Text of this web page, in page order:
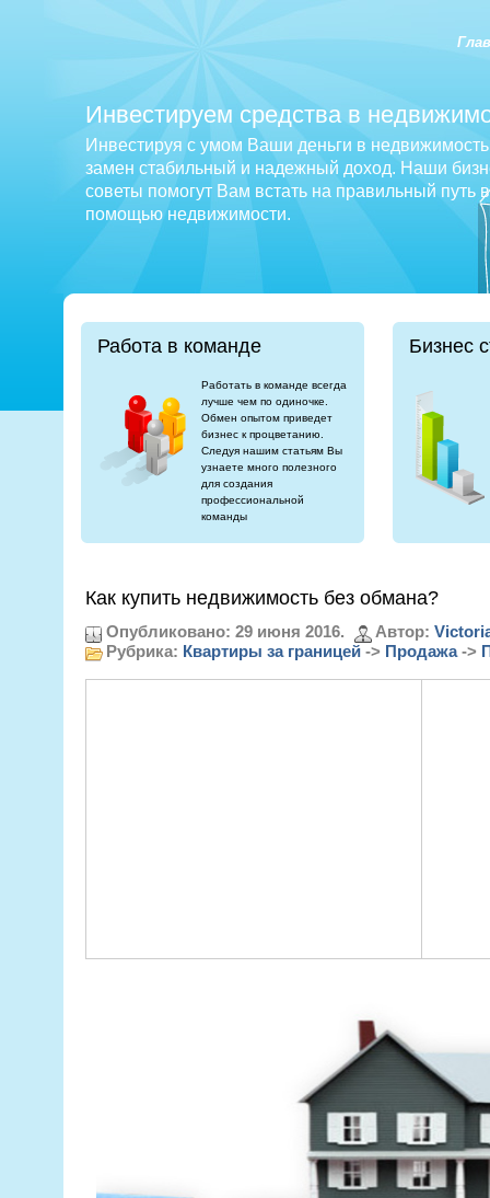
Инвестируем средства в
Инвестируя с умом Ваши деньги в
замен стабильный и надежный доход. Наши
советы помогут Вам встать на правильный путь
помощью недвижимости.
Работа в команде
Работать в команде всегда
лучше чем по одиночке.
Обмен опытом приведет
бизнес к процветанию.
Следуя нашим статьям Вы
узнаете много полезного
для создания
профессиональной
команды
Бизнес
Как купить недвижимость без обмана?
Опубликовано: 29 июня 2016. Автор:
Рубрика: Квартиры за границей-> Продажа->